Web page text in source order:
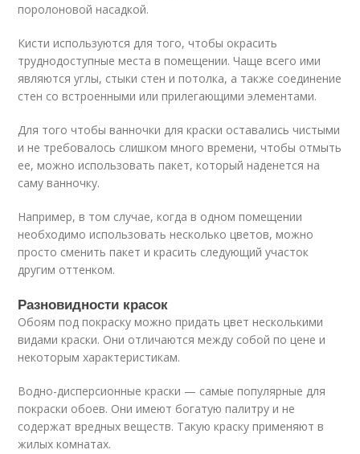
поролоновой насадкой.
Кисти используются для того, чтобы окрасить
труднодоступные места в помещении. Чаще всего ими
являются углы, стыки стен и потолка, а также соединение
стен со встроенными или прилегающими элементами.
Для того чтобы ванночки для краски оставались чистыми
и не требовалось слишком много времени, чтобы отмыть
ее, можно использовать пакет, который наденется на
саму ванночку.
Например, в том случае, когда в одном помещении
необходимо использовать несколько цветов, можно
просто сменить пакет и красить следующий участок
другим оттенком.
Разновидности красок
Обоям под покраску можно придать цвет несколькими
видами краски. Они отличаются между собой по цене и
некоторым характеристикам.
Водно-дисперсионные краски — самые популярные для
покраски обоев. Они имеют богатую палитру и не
содержат вредных веществ. Такую краску применяют в
жилых комнатах.